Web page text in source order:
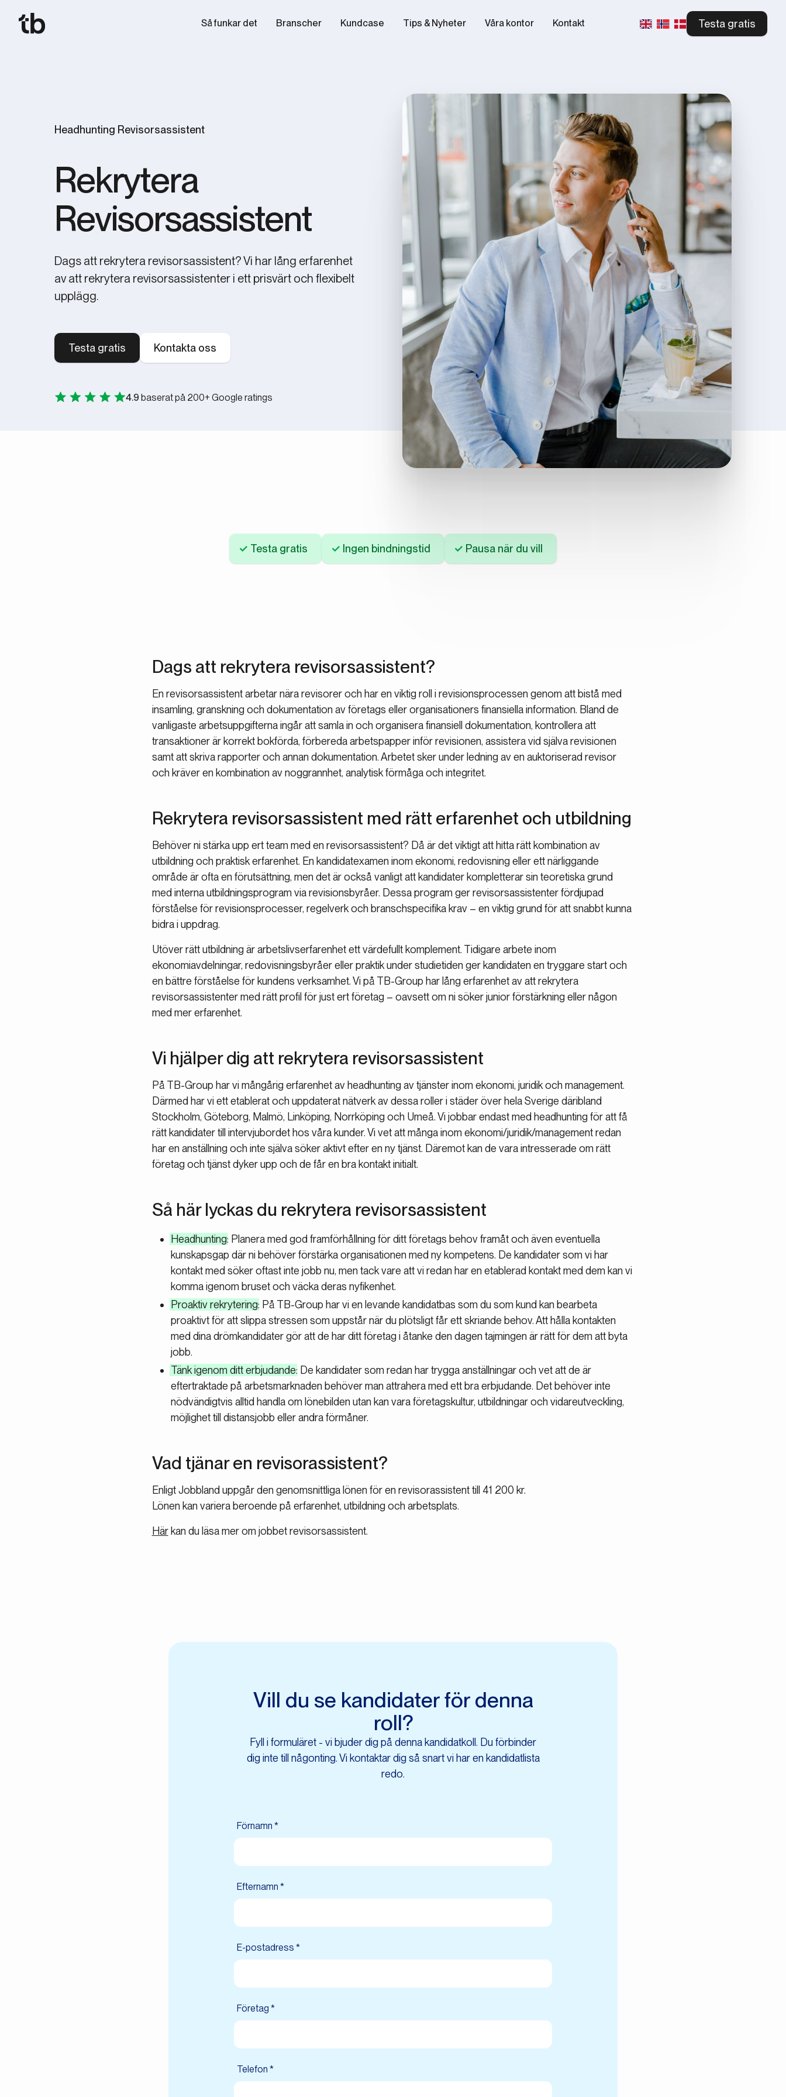
Så funkar det Branscher Kundcase Tips & Nyheter Våra kontor Kontakt Testa gratis
Headhunting Revisorsassistent
Rekrytera
Revisorsassistent
Dags att rekrytera revisorsassistent? Vi har lång erfarenhet
av att rekrytera revisorsassistenter i ett prisvärt och flexibelt
upplägg.
Testa gratis Kontakta oss
4.9 baserat på 200+ Google ratings
Testa gratis Ingen bindningstid Pausa när du vill
Dags att rekrytera revisorsassistent?
En revisorsassistent arbetar nära revisorer och har en viktig roll i revisionsprocessen genom att bistå med
insamling, granskning och dokumentation av företags eller organisationers finansiella information. Bland de
vanligaste arbetsuppgifterna ingår att samla in och organisera finansiell dokumentation, kontrollera att
transaktioner är korrekt bokförda, förbereda arbetspapper inför revisionen, assistera vid själva revisionen
samt att skriva rapporter och annan dokumentation. Arbetet sker under ledning av en auktoriserad revisor
och kräver en kombination av noggrannhet, analytisk förmåga och integritet.
Rekrytera revisorsassistent med rätt erfarenhet och utbildning
Behöver ni stärka upp ert team med en revisorsassistent? Då är det viktigt att hitta rätt kombination av
utbildning och praktisk erfarenhet. En kandidatexamen inom ekonomi, redovisning eller ett närliggande
område är ofta en förutsättning, men det är också vanligt att kandidater kompletterar sin teoretiska grund
med interna utbildningsprogram via revisionsbyråer. Dessa program ger revisorsassistenter fördjupad
förståelse för revisionsprocesser, regelverk och branschspecifika krav – en viktig grund för att snabbt kunna
bidra i uppdrag.
Utöver rätt utbildning är arbetslivserfarenhet ett värdefullt komplement. Tidigare arbete inom
ekonomiavdelningar, redovisningsbyråer eller praktik under studietiden ger kandidaten en tryggare start och
en bättre förståelse för kundens verksamhet. Vi på TB-Group har lång erfarenhet av att rekrytera
revisorsassistenter med rätt profil för just ert företag – oavsett om ni söker junior förstärkning eller någon
med mer erfarenhet.
Vi hjälper dig att rekrytera revisorsassistent
På TB-Group har vi mångårig erfarenhet av headhunting av tjänster inom ekonomi, juridik och management.
Därmed har vi ett etablerat och uppdaterat nätverk av dessa roller i städer över hela Sverige däribland
Stockholm, Göteborg, Malmö, Linköping, Norrköping och Umeå. Vi jobbar endast med headhunting för att få
rätt kandidater till intervjubordet hos våra kunder. Vi vet att många inom ekonomi/juridik/management redan
har en anställning och inte själva söker aktivt efter en ny tjänst. Däremot kan de vara intresserade om rätt
företag och tjänst dyker upp och de får en bra kontakt initialt.
Så här lyckas du rekrytera revisorsassistent
Headhunting: Planera med god framförhållning för ditt företags behov framåt och även eventuella
kunskapsgap där ni behöver förstärka organisationen med ny kompetens. De kandidater som vi har
kontakt med söker oftast inte jobb nu, men tack vare att vi redan har en etablerad kontakt med dem kan vi
komma igenom bruset och väcka deras nyfikenhet.
Proaktiv rekrytering: På TB-Group har vi en levande kandidatbas som du som kund kan bearbeta
proaktivt för att slippa stressen som uppstår när du plötsligt får ett skriande behov. Att hålla kontakten
med dina drömkandidater gör att de har ditt företag i åtanke den dagen tajmingen är rätt för dem att byta
jobb.
Tänk igenom ditt erbjudande: De kandidater som redan har trygga anställningar och vet att de är
eftertraktade på arbetsmarknaden behöver man attrahera med ett bra erbjudande. Det behöver inte
nödvändigtvis alltid handla om lönebilden utan kan vara företagskultur, utbildningar och vidareutveckling,
möjlighet till distansjobb eller andra förmåner.
Vad tjänar en revisorassistent?
Enligt Jobbland uppgår den genomsnittliga lönen för en revisorassistent till 41 200 kr.
Lönen kan variera beroende på erfarenhet, utbildning och arbetsplats.
Härkan du läsa mer om jobbet revisorsassistent.
Vill du se kandidater för denna
roll?
Fyll i formuläret - vi bjuder dig på denna kandidatkoll. Du förbinder
dig inte till någonting. Vi kontaktar dig så snart vi har en kandidatlista
redo.
Förnamn *
Efternamn *
E-postadress *
Företag *
Telefon *